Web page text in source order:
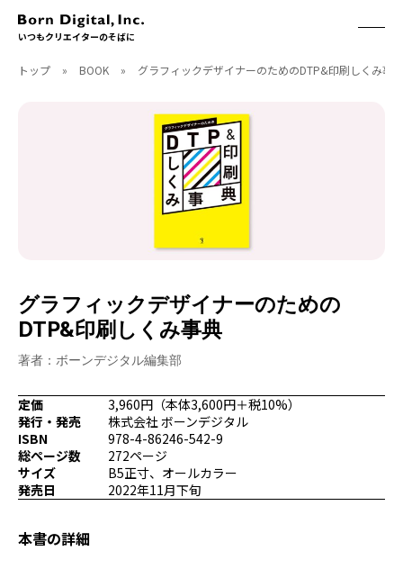
いつもクリエイターのそばに
ABOUT
CGWORLD.jp
BOOK
刊行順
ゲーム/CG
映像/映画/アニメ
プログラミング/ウェブ
ファッション/デザイン/他
SEMINAR
チュートリアル
トップ » BOOK » グラフィックデザイナーのためのDTP&印刷しくみ事典
グラフィックデザイナーのための
DTP&印刷しくみ事典
著者：ボーンデジタル編集部
定価
3,960円（本体3,600円＋税10%）
発行・発売
株式会社 ボーンデジタル
ISBN
978-4-86246-542-9
総ページ数
272ページ
サイズ
B5正寸、オールカラー
発売日
2022年11月下旬
本書の詳細